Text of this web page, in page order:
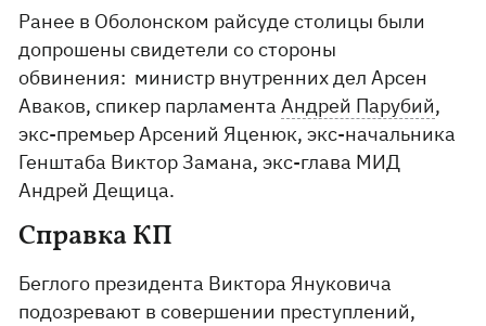
Ранее в Оболонском райсуде столицы были
допрошены свидетели со стороны
обвинения: министр внутренних дел Арсен
Аваков, спикер парламентаАндрей Парубий,
экс-премьер Арсений Яценюк, экс-начальника
Генштаба Виктор Замана, экс-глава МИД
Андрей Дещица.
Справка КП
Беглого президента Виктора Януковича
подозревают в совершении преступлений,